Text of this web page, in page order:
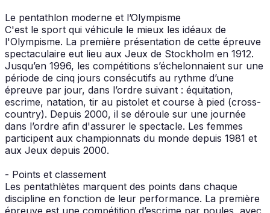
Le pentathlon moderne et l’Olympisme
C'est le sport qui véhicule le mieux les idéaux de
l'Olympisme. La première présentation de cette épreuve
spectaculaire eut lieu aux Jeux de Stockholm en 1912.
Jusqu’en 1996, les compétitions s’échelonnaient sur une
période de cinq jours consécutifs au rythme d’une
épreuve par jour, dans l’ordre suivant : équitation,
escrime, natation, tir au pistolet et course à pied (cross-
country). Depuis 2000, il se déroule sur une journée
dans l’ordre afin d'assurer le spectacle. Les femmes
participent aux championnats du monde depuis 1981 et
aux Jeux depuis 2000.
- Points et classement
Les pentathlètes marquent des points dans chaque
discipline en fonction de leur performance. La première
épreuve est une compétition d’escrime par poules, avec